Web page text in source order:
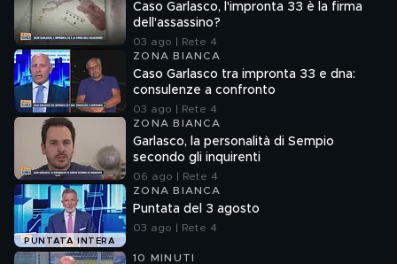
Caso Garlasco, l'impronta 33 è la firma
dell'assassino?
03 ago | Rete 4
ZONA BIANCA
Caso Garlasco tra impronta 33 e dna:
consulenze a confronto
03 ago | Rete 4
ZONA BIANCA
Garlasco, la personalità di Sempio
secondo gli inquirenti
06 ago | Rete 4
PUNTATA INTERA
ZONA BIANCA
Puntata del 3 agosto
03 ago | Rete 4
10 MINUTI